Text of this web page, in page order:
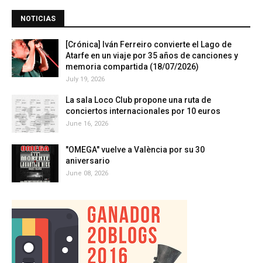
NOTICIAS
[Crónica] Iván Ferreiro convierte el Lago de
Atarfe en un viaje por 35 años de canciones y
memoria compartida (18/07/2026)
July 19, 2026
La sala Loco Club propone una ruta de
conciertos internacionales por 10 euros
June 16, 2026
"OMEGA" vuelve a València por su 30
aniversario
June 08, 2026